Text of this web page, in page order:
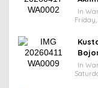
In
Friday,
In